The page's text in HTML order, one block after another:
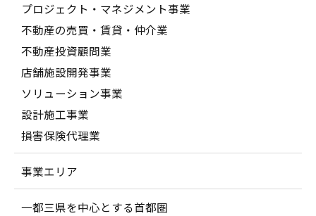
プロジェクト・マネジメント事業
不動産の売買・賃貸・仲介業
不動産投資顧問業
店舗施設開発事業
ソリューション事業
設計施工事業
損害保険代理業
事業エリア
一都三県を中心とする首都圏